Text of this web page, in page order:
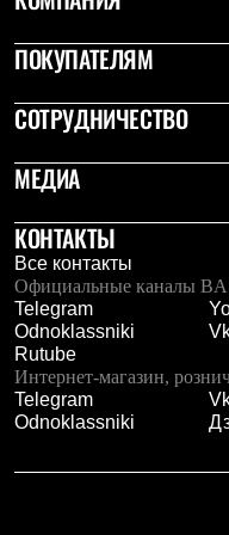
Термобелье
Среднее термобелье
Легкое термобелье
Лёгкая одежда
Футболки
Толстовки
Брюки
Женская одежда
Утепленная пухом
Куртки
Брюки
Жилеты
Утепленная синтетикой
Куртки
Брюки
Штормовая одежда
ПОКУПАТЕЛЯМ
СОТРУДНИЧЕСТВО
МЕДИА
КОНТАКТЫ
Все контакты
Официальные каналы
Telegram
Odnoklassniki
Rutube
Интернет-магазин,
Telegram
Odnoklassniki